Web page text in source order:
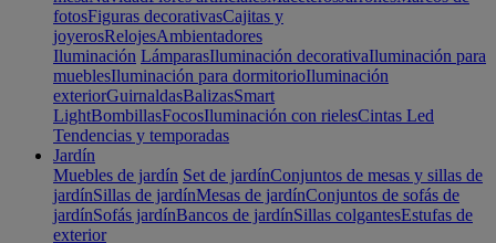
fotosFiguras decorativasCajitas y
joyerosRelojesAmbientadores
Iluminación LámparasIluminación decorativaIluminación para
mueblesIluminación para dormitorioIluminación
exteriorGuirnaldasBalizasSmart
LightBombillasFocosIluminación con rielesCintas Led
Tendencias y temporadas
Jardín
Muebles de jardín Set de jardínConjuntos de mesas y sillas de
jardínSillas de jardínMesas de jardínConjuntos de sofás de
jardínSofás jardínBancos de jardínSillas colgantesEstufas de
exterior